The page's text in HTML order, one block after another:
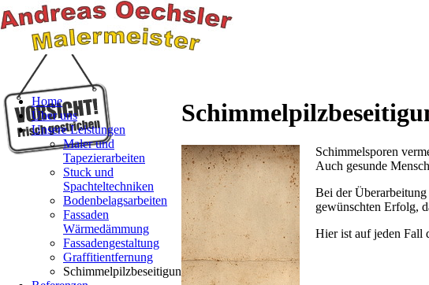
Home
Über uns
Unsere Leistungen
Maler und
Tapezierarbeiten
Stuck und
Spachteltechniken
Bodenbelagsarbeiten
Fassaden
Wärmedämmung
Fassadengestaltung
Graffitientfernung
Schimmelpilzbeseitigung
Schimmelsporen
Auch gesunde
Bei der
gewünschten Erfolg,
Hier ist auf jeden Fall